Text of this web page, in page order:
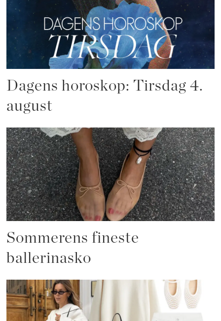
Dagens horoskop: Tirsdag 4.
august
Sommerens fineste
ballerinasko